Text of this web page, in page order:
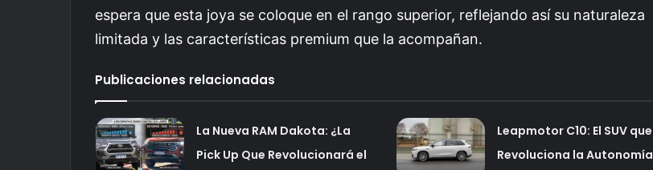
espera que esta joya se coloque en el rango superior, reflejando así su naturaleza
limitada y las características premium que la acompañan.
Publicaciones relacionadas
La Nueva RAM Dakota: ¿La
Pick Up Que Revolucionará el
Leapmotor C10: El SUV que
Revoluciona la Autonomía